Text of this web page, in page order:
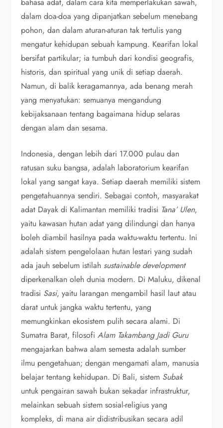
dalam doa-doa yang dipanjatkan sebelum menebang
pohon, dan dalam aturan-aturan tak tertulis yang
mengatur kehidupan sebuah kampung. Kearifan lokal
bersifat partikular; ia tumbuh dari kondisi geografis,
historis, dan spiritual yang unik di setiap daerah.
Namun, di balik keragamannya, ada benang merah
yang menyatukan: semuanya mengandung
kebijaksanaan tentang bagaimana hidup selaras
dengan alam dan sesama.
Indonesia, dengan lebih dari 17.000 pulau dan
ratusan suku bangsa, adalah laboratorium kearifan
lokal yang sangat kaya. Setiap daerah memiliki sistem
pengetahuannya sendiri. Sebagai contoh, masyarakat
adat Dayak di Kalimantan memiliki tradisi Tana’ Ulen,
yaitu kawasan hutan adat yang dilindungi dan hanya
boleh diambil hasilnya pada waktu-waktu tertentu. Ini
adalah sistem pengelolaan hutan lestari yang sudah
ada jauh sebelum istilah sustainable development
diperkenalkan oleh dunia modern. Di Maluku, dikenal
tradisi Sasi, yaitu larangan mengambil hasil laut atau
darat untuk jangka waktu tertentu, yang
memungkinkan ekosistem pulih secara alami. Di
Sumatra Barat, filosofiAlam Takambang Jadi Guru
mengajarkan bahwa alam semesta adalah sumber
ilmu pengetahuan; dengan mengamati alam, manusia
belajar tentang kehidupan. Di Bali, sistem Subak
untuk pengairan sawah bukan sekadar infrastruktur,
melainkan sebuah sistem sosial-religius yang
kompleks, di mana air didistribusikan secara adil